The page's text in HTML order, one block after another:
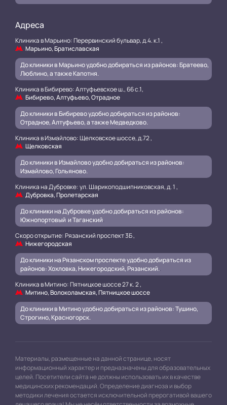
Адреса
Клиника в Марьино: Перервинский бульвар, д.4. к.1 ,
Марьино, Братиславская
До клиники в Марьино удобно добираться из районов: Братеево,
Люблино, а также Капотня.
Клиника в Бибирево: Алтуфьевское ш., 66 с.1,
Бибирево, Алтуфьево, Отрадное
До клиники в Бибирево удобно добираться из районов:
Отрадное, Алтуфьево, а также Медведково.
Клиника в Измайлово: Щелковское шоссе, д.72 ,
Щелковская
До клиники в Измайлово удобно добираться из районов:
Измайлово, Гольяново.
Клиника на Дубровке: ул. Шарикоподшипниковская, д. 1 ,
Дубровка, Пролетарская
До клиники на Дубровке удобно добираться из районов:
Южнопортовый и Таганский.
Скоро открытие: Рязанский проспект 3Б ,
Нижегородская
До клиники на Рязанском проспекте удобно добираться из
районов: Хохловка, Нижегородский, Рязанский..
Клиника в Митино: Пятницкое шоссе 27 к. 2 ,
Митино, Волоколамская, Пятницкое шоссе
До клиники в Митино удобно добираться из районов: Тушино,
Строгино, Красногорск.
Материалы, размещенные на данной странице, носят
информационный характер и предназначены для образовательных
целей. Посетители сайта не должны использовать их в качестве
медицинских рекомендаций. Определение диагноза и выбор
методики лечения остается исключительной прерогативой вашего